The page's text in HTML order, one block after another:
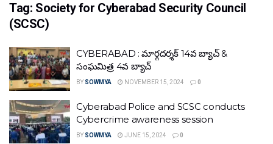
Tag: Society for Cyberabad Security Council
(SCSC)
CYBERABAD : మార్గదర్శక్ 14వ బ్యాచ్ &
సంఘమిత్ర 4వ బ్యాచ్
BY SOWMYA NOVEMBER 15, 2024 0
Cyberabad Police and SCSC conducts
Cybercrime awareness session
BY SOWMYA JUNE 15, 2024 0